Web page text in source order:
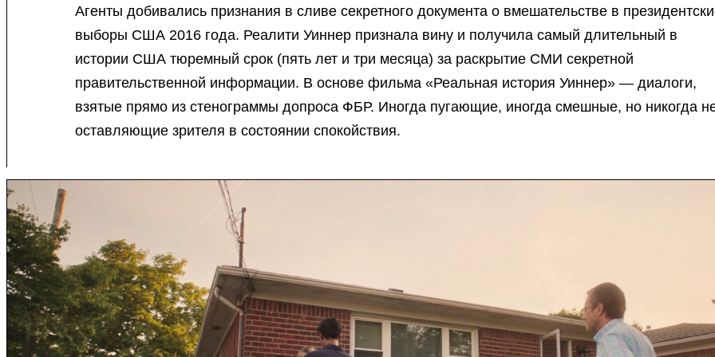
Агенты добивались признания в сливе секретного документа о вмешательстве в
выборы США 2016 года. Реалити Уиннер признала вину и получила самый длительный в
истории США тюремный срок (пять лет и три месяца) за раскрытие СМИ секретной
правительственной информации. В основе фильма «Реальная история Уиннер» — диалоги,
взятые прямо из стенограммы допроса ФБР. Иногда пугающие, иногда смешные, но никогда
оставляющие зрителя в состоянии спокойствия.